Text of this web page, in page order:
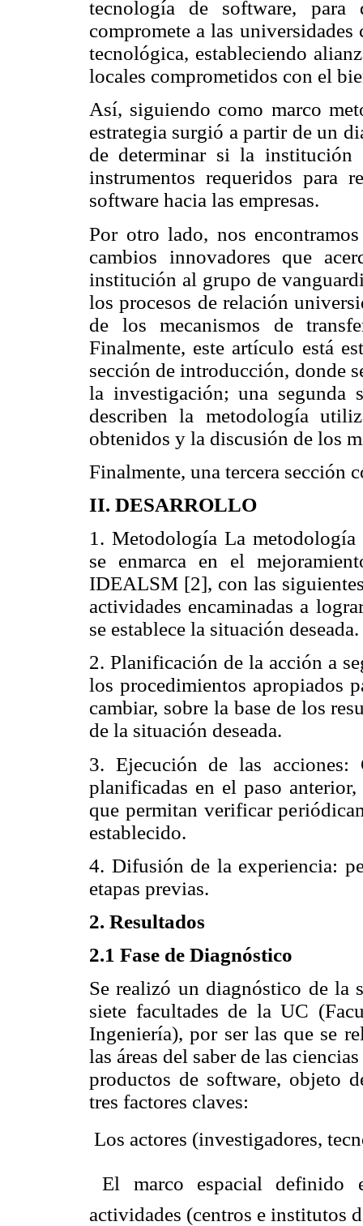
tecnología de software,
compromete a las
tecnológica, estableciendo
locales comprometidos con el
Así, siguiendo como marco
estrategia surgió a partir de un
de determinar si la institución
instrumentos requeridos para
software hacia las empresas.
Por otro lado, nos
cambios innovadores que
institución al grupo de
los procesos de relación
de los mecanismos de
Finalmente, este artículo está
sección de introducción, donde
la investigación; una segunda
describen la metodología
obtenidos y la discusión de los
Finalmente, una tercera sección
II. DESARROLLO
1. Metodología La
se enmarca en el
IDEALSM [2], con las
actividades encaminadas a
se establece la situación deseada.
2. Planificación de la acción a
los procedimientos apropiados
cambiar, sobre la base de los
de la situación deseada.
3. Ejecución de las acciones:
planificadas en el paso
que permitan verificar
establecido.
4. Difusión de la experiencia:
etapas previas.
2. Resultados
2.1 Fase de Diagnóstico
Se realizó un diagnóstico de la
siete facultades de la UC
Ingeniería), por ser las que se
las áreas del saber de las
productos de software, objeto
tres factores claves:
 Los actores (investigadores,
 El marco espacial
actividades (centros e institutos